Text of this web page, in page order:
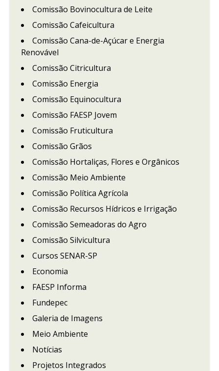
Comissão Bovinocultura de Leite
Comissão Cafeicultura
Comissão Cana-de-Açúcar e Energia
Renovável
Comissão Citricultura
Comissão Energia
Comissão Equinocultura
Comissão FAESP Jovem
Comissão Fruticultura
Comissão Grãos
Comissão Hortaliças, Flores e Orgânicos
Comissão Meio Ambiente
Comissão Política Agrícola
Comissão Recursos Hídricos e Irrigação
Comissão Semeadoras do Agro
Comissão Silvicultura
Cursos SENAR-SP
Economia
FAESP Informa
Fundepec
Galeria de Imagens
Meio Ambiente
Notícias
Projetos Integrados